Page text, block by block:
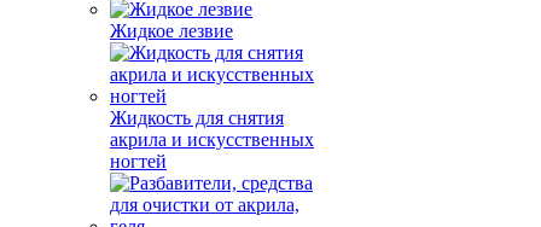
Жидкое лезвие
Жидкость для снятия
акрила и искусственных
ногтей